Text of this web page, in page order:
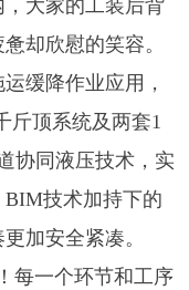
大家的工装后背
却欣慰的笑容。
缓降作业应用，
斤顶系统及两套1
协同液压技术，实
技术加持下的
加安全紧凑。
一个环节和工序